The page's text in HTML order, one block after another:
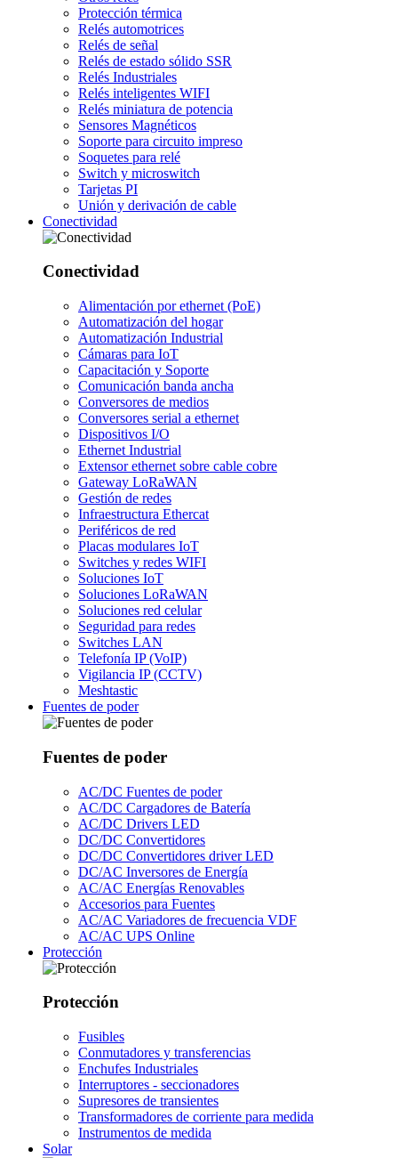
Protección térmica
Relés automotrices
Relés de señal
Relés de estado sólido SSR
Relés Industriales
Relés inteligentes WIFI
Relés miniatura de potencia
Sensores Magnéticos
Soporte para circuito impreso
Soquetes para relé
Switch y microswitch
Tarjetas PI
Unión y derivación de cable
Conectividad
Conectividad
Alimentación por ethernet (PoE)
Automatización del hogar
Automatización Industrial
Cámaras para IoT
Capacitación y Soporte
Comunicación banda ancha
Conversores de medios
Conversores serial a ethernet
Dispositivos I/O
Ethernet Industrial
Extensor ethernet sobre cable cobre
Gateway LoRaWAN
Gestión de redes
Infraestructura Ethercat
Periféricos de red
Placas modulares IoT
Switches y redes WIFI
Soluciones IoT
Soluciones LoRaWAN
Soluciones red celular
Seguridad para redes
Switches LAN
Telefonía IP (VoIP)
Vigilancia IP (CCTV)
Meshtastic
Fuentes de poder
Fuentes de poder
AC/DC Fuentes de poder
AC/DC Cargadores de Batería
AC/DC Drivers LED
DC/DC Convertidores
DC/DC Convertidores driver LED
DC/AC Inversores de Energía
AC/AC Energías Renovables
Accesorios para Fuentes
AC/AC Variadores de frecuencia VDF
AC/AC UPS Online
Protección
Protección
Fusibles
Conmutadores y transferencias
Enchufes Industriales
Interruptores - seccionadores
Supresores de transientes
Transformadores de corriente para medida
Instrumentos de medida
Solar